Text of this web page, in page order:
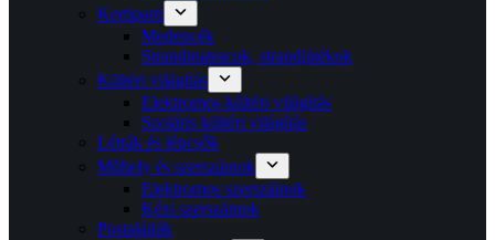
Kertiparti
Medencék
Strandmatracok, strandjátékok
Kültéri világítás
Elektromos kültéri világítás
Szoláris kültéri világítás
Létrák és lépcsők
Műhely és szerszámok
Elektromos szerszámok
Kézi szerszámok
Postaládák